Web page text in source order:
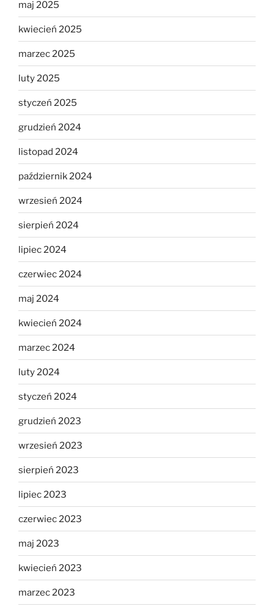
maj 2025
kwiecień 2025
marzec 2025
luty 2025
styczeń 2025
grudzień 2024
listopad 2024
październik 2024
wrzesień 2024
sierpień 2024
lipiec 2024
czerwiec 2024
maj 2024
kwiecień 2024
marzec 2024
luty 2024
styczeń 2024
grudzień 2023
wrzesień 2023
sierpień 2023
lipiec 2023
czerwiec 2023
maj 2023
kwiecień 2023
marzec 2023